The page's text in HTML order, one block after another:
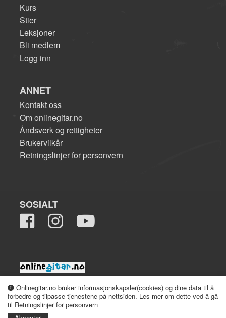
Onlinegitar.no bruker informasjonskapsler(cookies) og dine data til å
forbedre og tilpasse tjenestene på nettsiden. Les mer om dette ved å gå
til Retningslinjer for personvern
Kurs
Stier
Leksjoner
Bli medlem
Logg inn
ANNET
Kontakt oss
Om onlinegitar.no
Åndsverk og rettigheter
Brukervilkår
Retningslinjer for personvern
SOSIALT
2008-2026 onlinegitar.no